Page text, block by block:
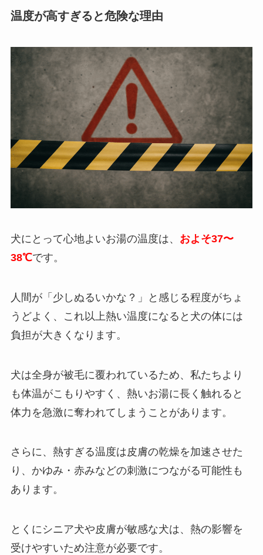
温度が高すぎると危険な理由
犬にとって心地よいお湯の温度は、 およそ37〜
38℃です。
人間が「少しぬるいかな？」と感じる程度がちょ
うどよく、これ以上熱い温度になると犬の体には
負担が大きくなります。
犬は全身が被毛に覆われているため、私たちより
も体温がこもりやすく、熱いお湯に長く触れると
体力を急激に奪われてしまうことがあります。
さらに、熱すぎる温度は皮膚の乾燥を加速させた
り、かゆみ・赤みなどの刺激につながる可能性も
あります。
とくにシニア犬や皮膚が敏感な犬は、熱の影響を
受けやすいため注意が必要です。